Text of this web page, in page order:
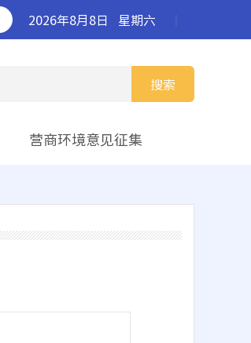
2026年8月8日 星期六
搜索
营商环境意见征集